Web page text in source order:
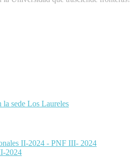
la sede Los Laureles
II-2024 - PNF III- 2024
2024